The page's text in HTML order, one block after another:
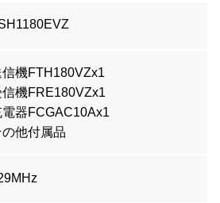
信機FTH180VZx1
信機FRE180VZx1
電器FCGAC10Ax1
の他付属品